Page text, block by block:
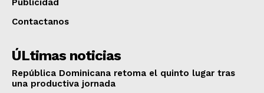
Publicidad
Contactanos
ÚLtimas noticias
República Dominicana retoma el quinto lugar tras
una productiva jornada